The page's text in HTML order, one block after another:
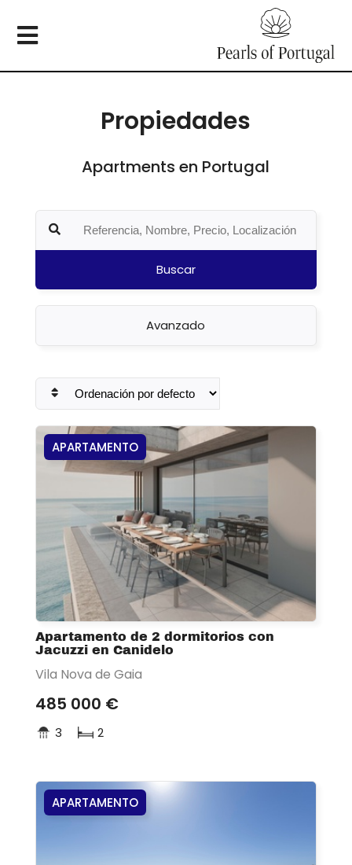
Propiedades
Apartments en Portugal
Buscar
Avanzado
APARTAMENTO
Apartamento de 2 dormitorios con
Jacuzzi en Canidelo
Vila Nova de Gaia
485 000 €
3 2
APARTAMENTO